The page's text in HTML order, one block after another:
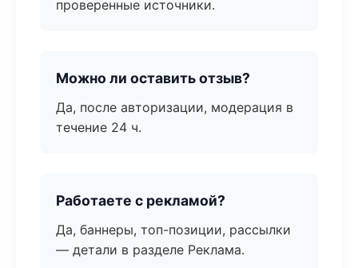
проверенные источники.
Можно ли оставить отзыв?
Да, после авторизации, модерация в
течение 24 ч.
Работаете с рекламой?
Да, баннеры, топ-позиции, рассылки
— детали в разделе Реклама.